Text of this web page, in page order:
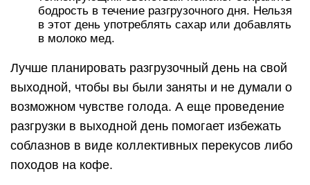
бодрость в течение разгрузочного дня. Нельзя
в этот день употреблять сахар или добавлять
в молоко мед.
Лучше планировать разгрузочный день на свой
выходной, чтобы вы были заняты и не думали о
возможном чувстве голода. А еще проведение
разгрузки в выходной день помогает избежать
соблазнов в виде коллективных перекусов либо
походов на кофе.